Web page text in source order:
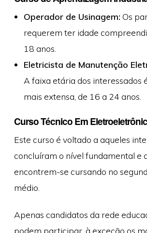
Operador de Usinagem: Os
requerem ter idade
18 anos.
Eletricista de Manutenção
A faixa etária dos interessados
mais extensa, de 16 a 24 anos.
Curso Técnico Em
Este curso é voltado a aqueles
concluíram o nível fundamental e
encontrem-se cursando no
médio.
Apenas candidatos da rede
podem participar, à exceção os